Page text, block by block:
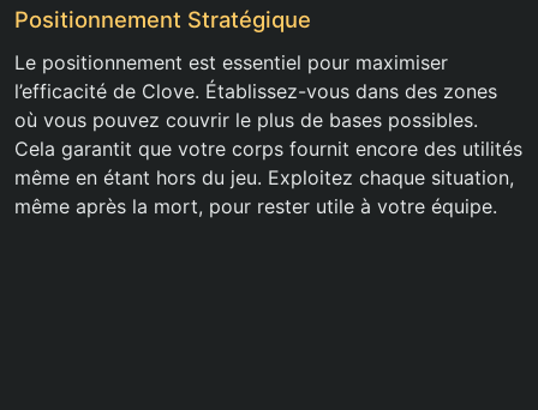
Positionnement Stratégique
Le positionnement est essentiel pour maximiser
l’efficacité de Clove. Établissez-vous dans des zones
où vous pouvez couvrir le plus de bases possibles.
Cela garantit que votre corps fournit encore des utilités
même en étant hors du jeu. Exploitez chaque situation,
même après la mort, pour rester utile à votre équipe.